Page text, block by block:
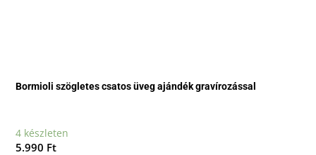
Bormioli szögletes csatos üveg ajándék gravírozással
4 készleten
5.990 Ft